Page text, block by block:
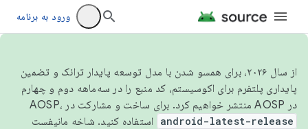
ورود به برنامه
از سال ۲۰۲۶، برای همسو شدن با مدل توسعه پایدار ترانک و تضمین
پایداری پلتفرم برای اکوسیستم، کد منبع را در سه‌ماهه دوم و چهارم
در AOSP منتشر خواهیم کرد. برای ساخت و مشارکت در AOSP،
android-latest-release استفاده کنید. شاخه مانیفست